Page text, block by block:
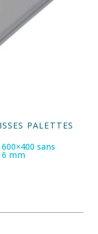
PALETTES
sans
mm